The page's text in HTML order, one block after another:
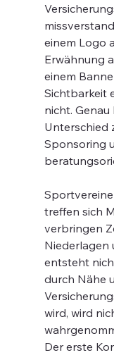
einem Logo
Erwähnung
einem
Sichtbarkeit
nicht.
Unterschied
Sponsoring
Sportvereine
treffen sich
verbringen
Niederlagen
entsteht
durch Nähe
wird, wird
Der erste